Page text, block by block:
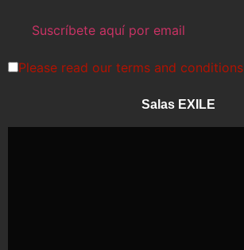
Please read our terms and conditions
Salas EXILE